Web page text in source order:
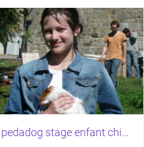
pedadog stage enfant chien 20150710104509